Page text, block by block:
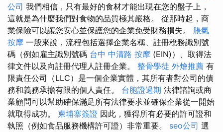
公司 我們相信，只有最好的食材才能出現在您的盤子上，
這就是為什麼我們對食物的品質極其嚴格。 從那時起，商
業保險可以讓您安心並保護您的企業免受財務損失。 脹氣
按摩 一般來說，流程包括選擇企業名稱、註冊稅務識別號
碼（例如雇主識別號碼 台中 中清路 按摩 (EIN)）、取得法
律文件以及向註冊代理人註冊企業。 整骨學徒 外燴推薦 有
限責任公司（LLC）是一個企業實體，其所有者對公司的債
務和義務承擔有限的個人責任。 台胞證過期 法律諮詢或商
業顧問可以幫助確保滿足所有法律要求並確保企業從一開始
就取得成功。 柬埔寨簽證 因此，獲得所有必要的許可證和
執照（例如食品服務機構許可證）非常重要。 seo公司 選